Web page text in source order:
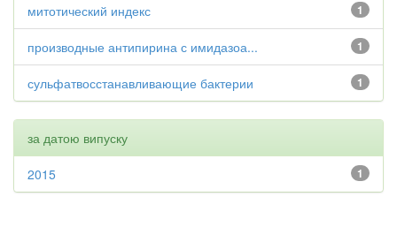
1
митотический индекс
1
производные антипирина с имидазоа...
1
сульфатвосстанавливающие бактерии
за датою випуску
1
2015